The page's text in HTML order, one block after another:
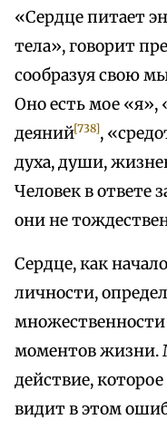
«Сердце питает
тела», говорит
сообразуя свою
Оно есть мое «я»,
деяний[738],
духа, души,
Человек в ответе
они не
Сердце, как
личности,
моментов жизни.
действие,
видит в этом